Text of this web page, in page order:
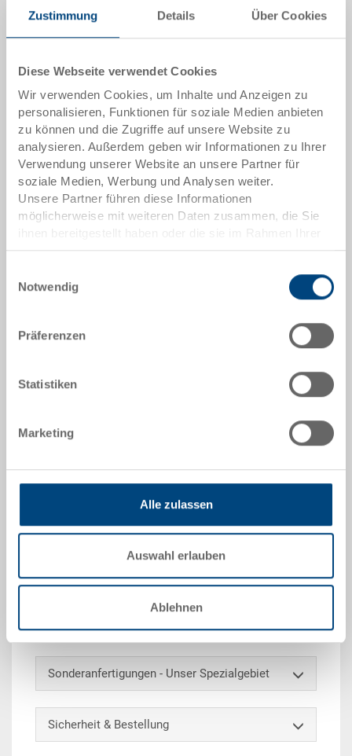
Zustimmung Details Über Cookies
Diese Webseite verwendet Cookies
Wir verwenden Cookies, um Inhalte und Anzeigen zu
personalisieren, Funktionen für soziale Medien anbieten
zu können und die Zugriffe auf unsere Website zu
analysieren. Außerdem geben wir Informationen zu Ihrer
Verwendung unserer Website an unsere Partner für
soziale Medien, Werbung und Analysen weiter.
Unsere Partner führen diese Informationen
möglicherweise mit weiteren Daten zusammen, die Sie
Nutzung der Dienste gesammelt haben.
Notwendig
Präferenzen
Statistiken
Marketing
Alle zulassen
Auswahl erlauben
Ablehnen
Menge
In den Warenkorb
Mindestbestellmenge: 2000 Stück
Artikeldaten
Bestellnummer
33-1208N-600-0000 R.8040
Sauber, stabil und rundum geschlossen - Die UPAL-H
deshalb häufig im Lebensmittel-, Hygiene- und
Reinraumbereich zu finden. Die Kunststoffpalette
dadurch auch im Hochregallager eingesetzt werden.
Auf Anfrage ist auch eine individuelle Kennzeichnung
Sonderanfertigungen - Unser Spezialgebiet
Sicherheit & Bestellung